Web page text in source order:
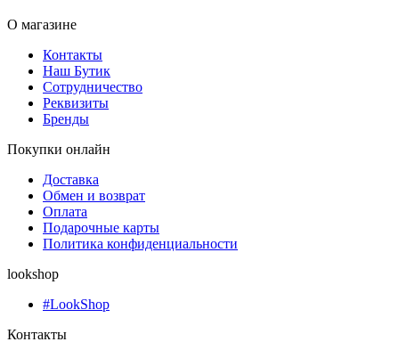
О магазине
Контакты
Наш Бутик
Сотрудничество
Реквизиты
Бренды
Покупки онлайн
Доставка
Обмен и возврат
Оплата
Подарочные карты
Политика конфиденциальности
lookshop
#LookShop
Контакты